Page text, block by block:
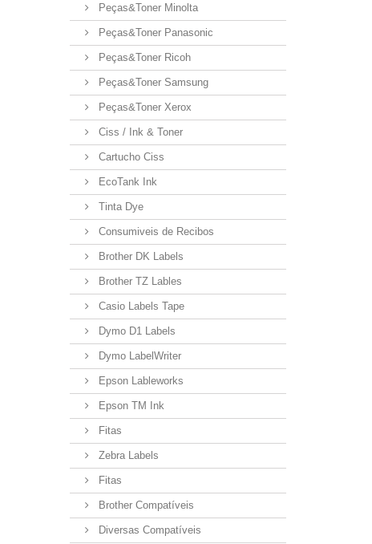
Peças&Toner Minolta
Peças&Toner Panasonic
Peças&Toner Ricoh
Peças&Toner Samsung
Peças&Toner Xerox
Ciss / Ink & Toner
Cartucho Ciss
EcoTank Ink
Tinta Dye
Consumiveis de Recibos
Brother DK Labels
Brother TZ Lables
Casio Labels Tape
Dymo D1 Labels
Dymo LabelWriter
Epson Lableworks
Epson TM Ink
Fitas
Zebra Labels
Fitas
Brother Compatíveis
Diversas Compatíveis